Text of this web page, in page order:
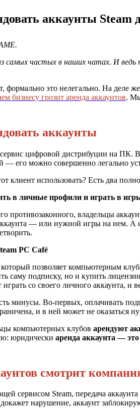
аккаунты
самых частых в наших чатах. И
формально это нелегально. На деле
бизнесу грозит аренда аккаунтов.
аккаунты
цифровой дистрибуции на ПК.
— его можно совершенно легально
клиент использовать? Есть два
в личные профили и играть в
противозаконного, владельцы
— или нужной игры на нем.
PC Café
который позволяет компьютерным
саму подписку, но и купить
со своего личного аккаунта, и
минусы. Во-первых, оплачивать
и в ней может не оказаться
компьютерных клубов арендуют
юридически аренда аккаунта — это
смотрит
сервисом Steam, передача
нарушение, аккаунт